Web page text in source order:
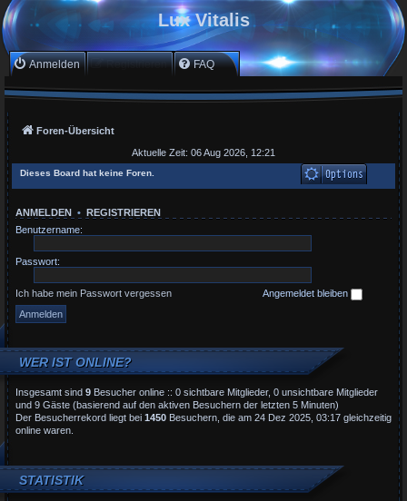
Lux Vitalis
Anmelden Registrieren FAQ
Foren-Übersicht
Aktuelle Zeit: 06 Aug 2026, 12:21
Dieses Board hat keine Foren.
ANMELDEN • REGISTRIEREN
Benutzername:
Passwort:
Ich habe mein Passwort vergessen Angemeldet bleiben
WER IST ONLINE?
Insgesamt sind 9 Besucher online :: 0 sichtbare Mitglieder, 0 unsichtbare Mitglieder
und 9 Gäste (basierend auf den aktiven Besuchern der letzten 5 Minuten)
Der Besucherrekord liegt bei 1450 Besuchern, die am 24 Dez 2025, 03:17 gleichzeitig
online waren.
STATISTIK